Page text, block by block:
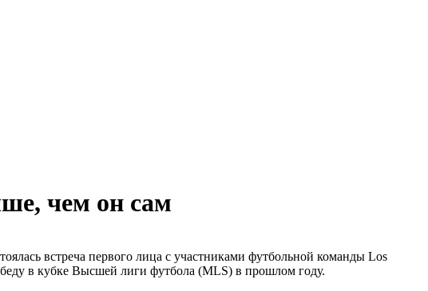
чем он сам
встреча первого лица с участниками футбольной команды Los
в кубке Высшей лиги футбола (MLS) в прошлом году.